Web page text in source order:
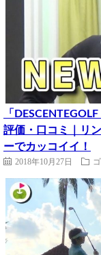
「
評価・口コミ｜リ
ーでカッコイイ！
2018年10月27日